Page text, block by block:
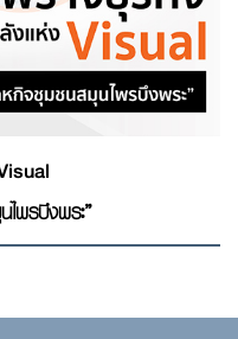
พรบึงพระ”